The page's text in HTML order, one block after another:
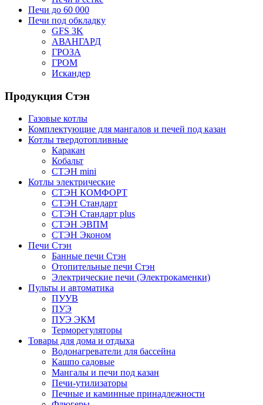
Печи до 60 000
Печи под обкладку
GFS 3K
АВАНГАРД
ГРОЗА
ГРОМ
Искандер
Продукция Стэн
Газовые котлы
Комплектующие для мангалов и печей под казан
Котлы твердотопливные
Каракан
Кобальт
СТЭН mini
Котлы электрические
СТЭН КОМФОРТ
СТЭН Стандарт
СТЭН Стандарт plus
СТЭН ЭВПМ
СТЭН Эконом
Печи Стэн
Банные печи Стэн
Отопительные печи Стэн
Электрические печи (Электрокаменки)
Пульты и автоматика
ПУУВ
ПУЭ
ПУЭ ЭКМ
Терморегуляторы
Товары для дома и отдыха
Водонагреватели для бассейна
Кашпо садовые
Мангалы и печи под казан
Печи-утилизаторы
Печные и каминные принадлежности